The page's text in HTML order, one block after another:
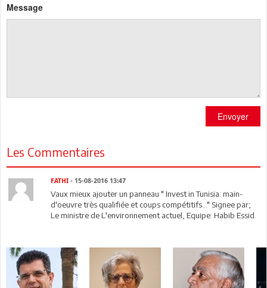
Message
Envoyer
Les Commentaires
FATHI - 15-08-2016 13:47
Vaux mieux ajouter un panneau " Invest in Tunisia: main-
d'oeuvre très qualifiée et coups compétitifs..." Signee par;
Le ministre de L'environnement actuel, Equipe: Habib Essid.